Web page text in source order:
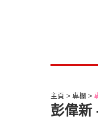
主頁 專欄
彭偉新